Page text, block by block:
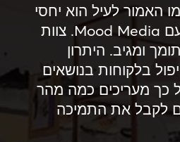
האמור לעיל הוא יחסי
העבודה שיש לנו עם Mood Media. צוות
ומגיב. היתרון
בלקוחות בנושאים
כך מעריכים כמה מהר
לקבל את התמיכה